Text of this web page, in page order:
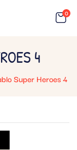
0
4
Super Heroes 4